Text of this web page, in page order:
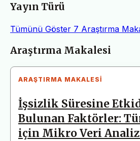
Yayın Türü
Tümünü Göster 7 Araştırma
Makaleler
Araştırma Makalesi
ARAŞTIRMA MAKALESI
İşsizlik Süresine
Bulunan Faktörler:
için Mikro Veri